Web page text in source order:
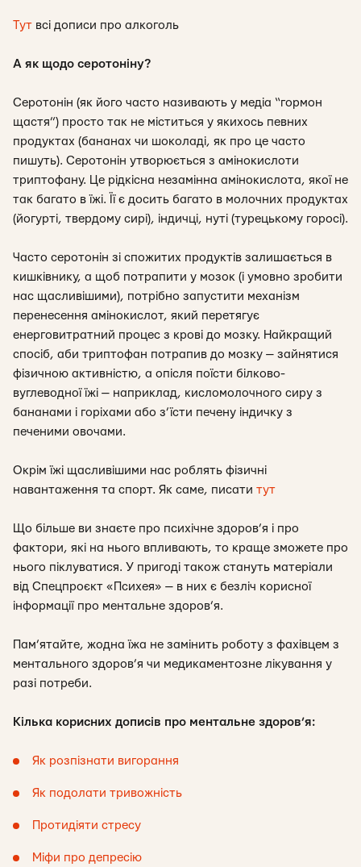
Тут всі дописи про алкоголь
А як щодо серотоніну?
Серотонін (як його часто називають у медіа “гормон
щастя”) просто так не міститься у якихось певних
продуктах (бананах чи шоколаді, як про це часто
пишуть). Серотонін утворюється з амінокислоти
триптофану. Це рідкісна незамінна амінокислота, якої не
так багато в їжі. Її є досить багато в молочних продуктах
(йогурті, твердому сирі), індичці, нуті (турецькому горосі).
Часто серотонін зі спожитих продуктів залишається в
кишківнику, а щоб потрапити у мозок (і умовно зробити
нас щасливішими), потрібно запустити механізм
перенесення амінокислот, який перетягує
енерговитратний процес з крові до мозку. Найкращий
спосіб, аби триптофан потрапив до мозку — зайнятися
фізичною активністю, а опісля поїсти білково-
вуглеводної їжі — наприклад, кисломолочного сиру з
бананами і горіхами або з’їсти печену індичку з
печеними овочами.
Окрім їжі щасливішими нас роблять фізичні
навантаження та спорт. Як саме, писати тут
Що більше ви знаєте про психічне здоров’я і про
фактори, які на нього впливають, то краще зможете про
нього піклуватися. У пригоді також стануть матеріали
від Спецпроєкт «Психея» — в них є безліч корисної
інформації про ментальне здоров’я.
Пам’ятайте, жодна їжа не замінить роботу з фахівцем з
ментального здоров’я чи медикаментозне лікування у
разі потреби.
Кілька корисних дописів про ментальне здоров’я:
Як розпізнати вигорання
Як подолати тривожність
Протидіяти стресу
Міфи про депресію